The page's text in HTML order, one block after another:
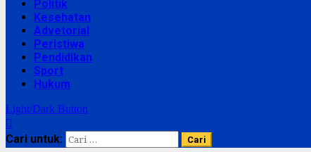
Politik
Kesehatan
Advetorial
Peristiwa
Pendidikan
Sport
Hukum
Light/Dark Button
Cari untuk: